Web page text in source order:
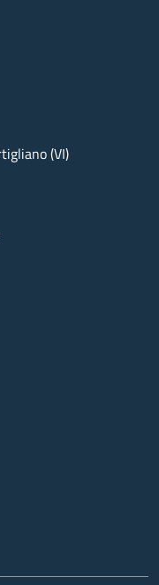
(VI)